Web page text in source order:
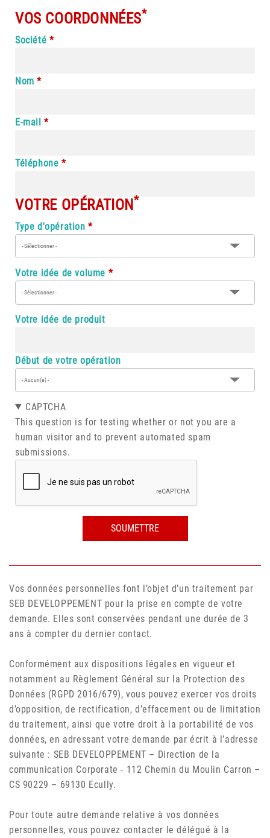
VOS COORDONNÉES*
Société
Nom
E-mail
Téléphone
VOTRE OPÉRATION*
Type d'opération
- Sélectionner -
Votre idée de volume
- Sélectionner -
Votre idée de produit
Début de votre opération
- Aucun(e) -
CAPTCHA
This question is for testing whether or not you are a
human visitor and to prevent automated spam
submissions.
SOUMETTRE
SOUMETTRE
Vos données personnelles font l’objet d’un traitement par
SEB DEVELOPPEMENT pour la prise en compte de votre
demande. Elles sont conservées pendant une durée de 3
ans à compter du dernier contact.
Conformément aux dispositions légales en vigueur et
notamment au Règlement Général sur la Protection des
Données (RGPD 2016/679), vous pouvez exercer vos droits
d’opposition, de rectification, d’effacement ou de limitation
du traitement, ainsi que votre droit à la portabilité de vos
données, en adressant votre demande par écrit à l’adresse
suivante : SEB DEVELOPPEMENT – Direction de la
communication Corporate - 112 Chemin du Moulin Carron –
CS 90229 – 69130 Ecully.
Pour toute autre demande relative à vos données
personnelles, vous pouvez contacter le délégué à la